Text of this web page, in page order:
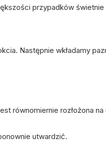
przypadków
Następnie wkładamy
równomiernie rozłożona na
utwardzić.